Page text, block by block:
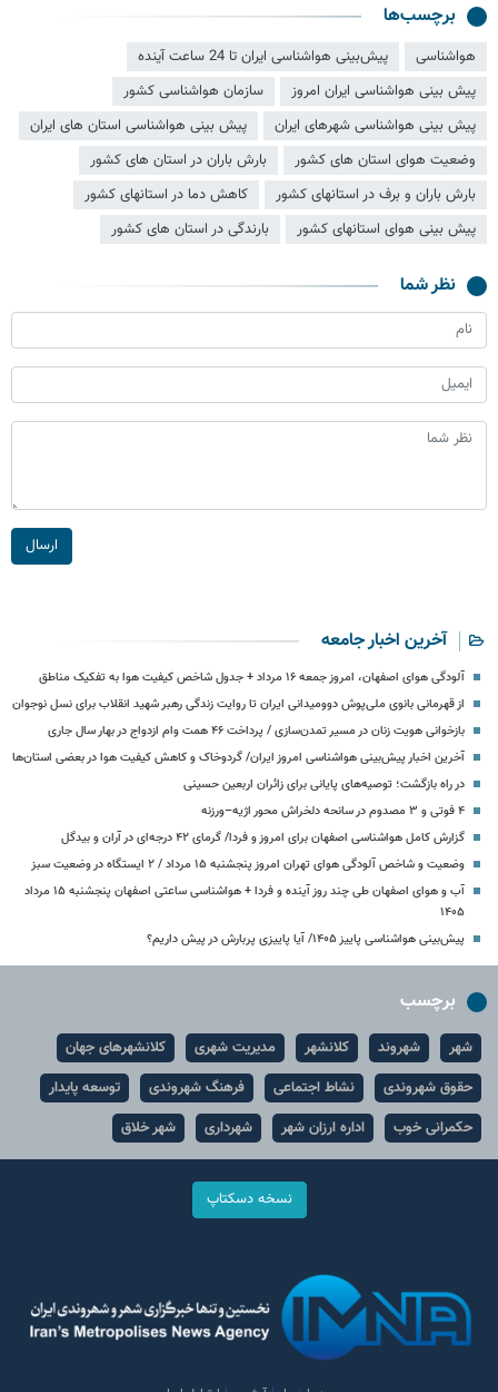
برچسب‌ها
هواشناسی
پیش‌بینی هواشناسی ایران تا 24 ساعت آینده
پیش بینی هواشناسی ایران امروز
سازمان هواشناسی کشور
پیش بینی هواشناسی شهرهای ایران
پیش بینی هواشناسی استان های ایران
وضعیت هوای استان های کشور
بارش باران در استان های کشور
بارش باران و برف در استانهای کشور
کاهش دما در استانهای کشور
پیش بینی هوای استانهای کشور
بارندگی در استان های کشور
نظر شما
ارسال
آخرین اخبار جامعه
آلودگی هوای اصفهان، امروز جمعه ۱۶ مرداد + جدول شاخص کیفیت هوا به تفکیک مناطق
از قهرمانی بانوی ملی‌پوش دوومیدانی ایران تا روایت زندگی رهبر شهید انقلاب برای نسل نوجوان
بازخوانی هویت زنان در مسیر تمدن‌سازی / پرداخت ۴۶ همت وام ازدواج در بهار سال جاری
آخرین اخبار پیش‌بینی هواشناسی امروز ایران/ گردوخاک و کاهش کیفیت هوا در بعضی استان‌ها
در راه بازگشت؛ توصیه‌های پایانی برای زائران اربعین حسینی
۴ فوتی و ۳ مصدوم در سانحه دلخراش محور اژیه–ورزنه
گزارش کامل هواشناسی اصفهان برای امروز و فردا/ گرمای ۴۲ درجه‌ای در آران و بیدگل
وضعیت و شاخص آلودگی هوای تهران امروز پنجشنبه ۱۵ مرداد / ۲ ایستگاه در وضعیت سبز
آب و هوای اصفهان طی چند روز آینده و فردا + هواشناسی ساعتی اصفهان پنجشنبه ۱۵ مرداد
۱۴۰۵
پیش‌بینی هواشناسی پاییز ۱۴۰۵/ آیا پاییزی پربارش در پیش داریم؟
برچسب
شهر شهروند کلانشهر مدیریت شهری
کلانشهرهای جهان
حقوق شهروندی
نشاط اجتماعی فرهنگ شهروندی
توسعه پایدار
حکمرانی خوب
اداره ارزان شهر شهرداری شهر خلاق
نسخه دسکتاپ